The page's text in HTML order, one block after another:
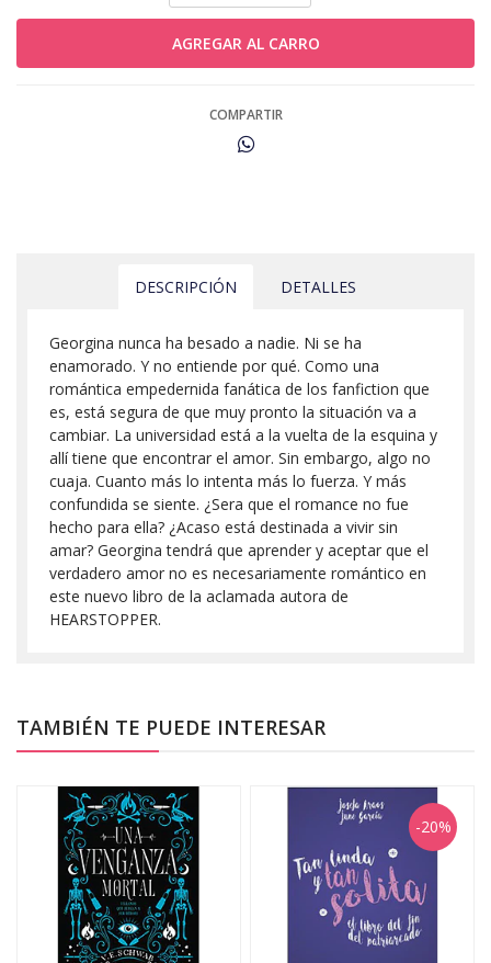
COMPARTIR
DESCRIPCIÓN DETALLES
Georgina nunca ha besado a nadie. Ni se ha
enamorado. Y no entiende por qué. Como una
romántica empedernida fanática de los fanfiction que
es, está segura de que muy pronto la situación va a
cambiar. La universidad está a la vuelta de la esquina y
allí tiene que encontrar el amor. Sin embargo, algo no
cuaja. Cuanto más lo intenta más lo fuerza. Y más
confundida se siente. ¿Sera que el romance no fue
hecho para ella? ¿Acaso está destinada a vivir sin
amar? Georgina tendrá que aprender y aceptar que el
verdadero amor no es necesariamente romántico en
este nuevo libro de la aclamada autora de
HEARSTOPPER.
TAMBIÉN TE PUEDE INTERESAR
-20%